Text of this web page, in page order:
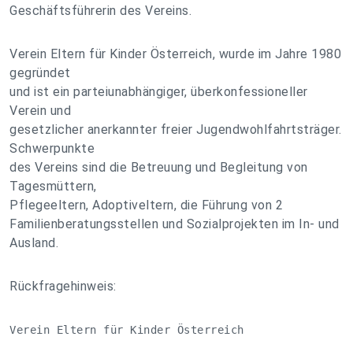
Geschäftsführerin des Vereins.
Verein Eltern für Kinder Österreich, wurde im Jahre 1980
gegründet
und ist ein parteiunabhängiger, überkonfessioneller
Verein und
gesetzlicher anerkannter freier Jugendwohlfahrtsträger.
Schwerpunkte
des Vereins sind die Betreuung und Begleitung von
Tagesmüttern,
Pflegeeltern, Adoptiveltern, die Führung von 2
Familienberatungsstellen und Sozialprojekten im In- und
Ausland.
Rückfragehinweis:
Verein Eltern für Kinder Österreich